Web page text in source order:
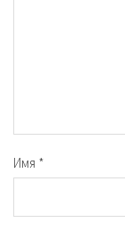
Имя *